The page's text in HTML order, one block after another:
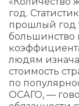
год.
прошлый год
большинство
людям
стоимость
по
ОСАГО, —